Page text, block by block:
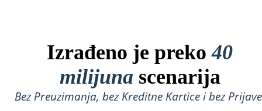
Izrađeno je preko40
milijuna scenarija
Bez Preuzimanja, bez Kreditne Kartice i bez